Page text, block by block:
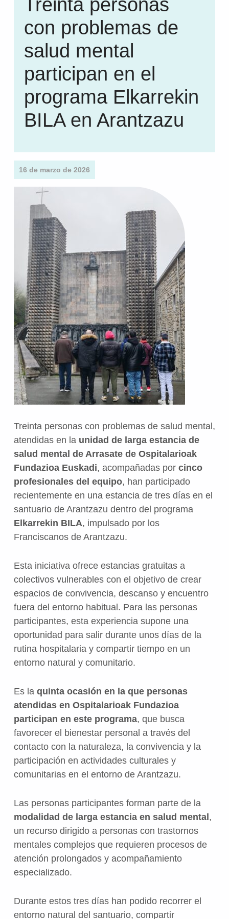
Treinta personas
con problemas de
salud mental
participan en el
programa Elkarrekin
BILA en Arantzazu
16 de marzo de 2026
Treinta personas con problemas de salud mental,
atendidas en la unidad de larga estancia de
salud mental de Arrasate de Ospitalarioak
Fundazioa Euskadi, acompañadas por cinco
profesionales del equipo, han participado
recientemente en una estancia de tres días en el
santuario de Arantzazu dentro del programa
Elkarrekin BILA, impulsado por los
Franciscanos de Arantzazu.
Esta iniciativa ofrece estancias gratuitas a
colectivos vulnerables con el objetivo de crear
espacios de convivencia, descanso y encuentro
fuera del entorno habitual. Para las personas
participantes, esta experiencia supone una
oportunidad para salir durante unos días de la
rutina hospitalaria y compartir tiempo en un
entorno natural y comunitario.
Es la quinta ocasión en la que personas
atendidas en Ospitalarioak Fundazioa
participan en este programa, que busca
favorecer el bienestar personal a través del
contacto con la naturaleza, la convivencia y la
participación en actividades culturales y
comunitarias en el entorno de Arantzazu.
Las personas participantes forman parte de la
modalidad de larga estancia en salud mental ,
un recurso dirigido a personas con trastornos
mentales complejos que requieren procesos de
atención prolongados y acompañamiento
especializado.
Durante estos tres días han podido recorrer el
entorno natural del santuario, compartir